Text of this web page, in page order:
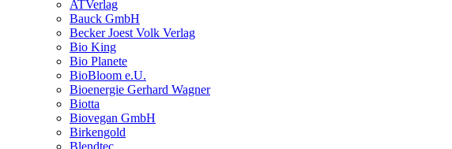
ATVerlag
Bauck GmbH
Becker Joest Volk Verlag
Bio King
Bio Planete
BioBloom e.U.
Bioenergie Gerhard Wagner
Biotta
Biovegan GmbH
Birkengold
Blendtec